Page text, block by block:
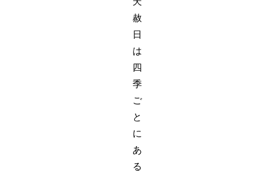
赦
日
は
四
季
ご
と
に
あ
る